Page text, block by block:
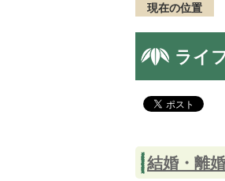
現在の位置
ライ
結婚・離婚